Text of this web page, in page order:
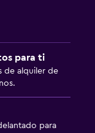
para ti
de alquiler de
para